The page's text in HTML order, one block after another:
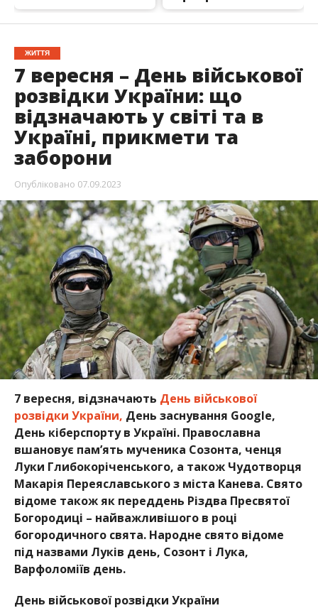
ЖИТТЯ
7 вересня – День військової
розвідки України: що
відзначають у світі та в
Україні, прикмети та
заборони
Опубліковано 07.09.2023
7 вересня, відзначають День військової
розвідки України, День заснування Google,
День кіберспорту в Україні. Православна
вшановує пам’ять мученика Созонта, ченця
Луки Глибокоріченського, а також Чудотворця
Макарія Переяславського з міста Канева. Свято
відоме також як переддень Різдва Пресвятої
Богородиці – найважливішого в році
богородичного свята. Народне свято відоме
під назвами Луків день, Созонт і Лука,
Варфоломіїв день.
День військової розвідки України